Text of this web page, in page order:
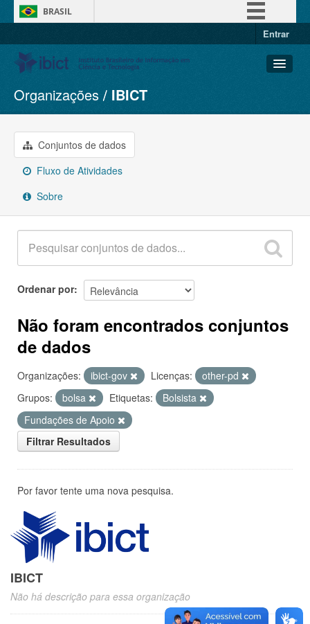
BRASIL
Entrar
Conjuntos de dados
Organizações
Grupos
Sobre
Organizações IBICT
Conjuntos de dados
Fluxo de Atividades
Sobre
Ordenar por
Não foram encontrados conjuntos
de dados
Organizações: ibict-gov Licenças:
other-pd
Grupos:
bolsa Etiquetas:
Bolsista
Fundações de Apoio
Filtrar Resultados
Por favor tente uma nova pesquisa.
IBICT
Não há descrição para essa organização